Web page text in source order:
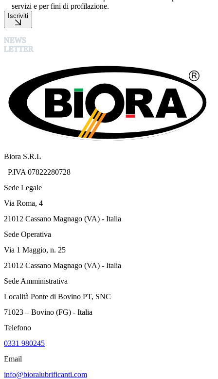
servizi e per fini di profilazione.
Iscriviti
NEWS
LETTER
Biora S.R.L
P.IVA 07822280728
Sede Legale
Via Roma, 4
21012 Cassano Magnago (VA) - Italia
Sede Operativa
Via 1 Maggio, n. 25
21012 Cassano Magnago (VA) - Italia
Sede Amministrativa
Località Ponte di Bovino PT, SNC
71023 – Bovino (FG) - Italia
Telefono
0331 980245
Email
info@bioralubrificanti.com